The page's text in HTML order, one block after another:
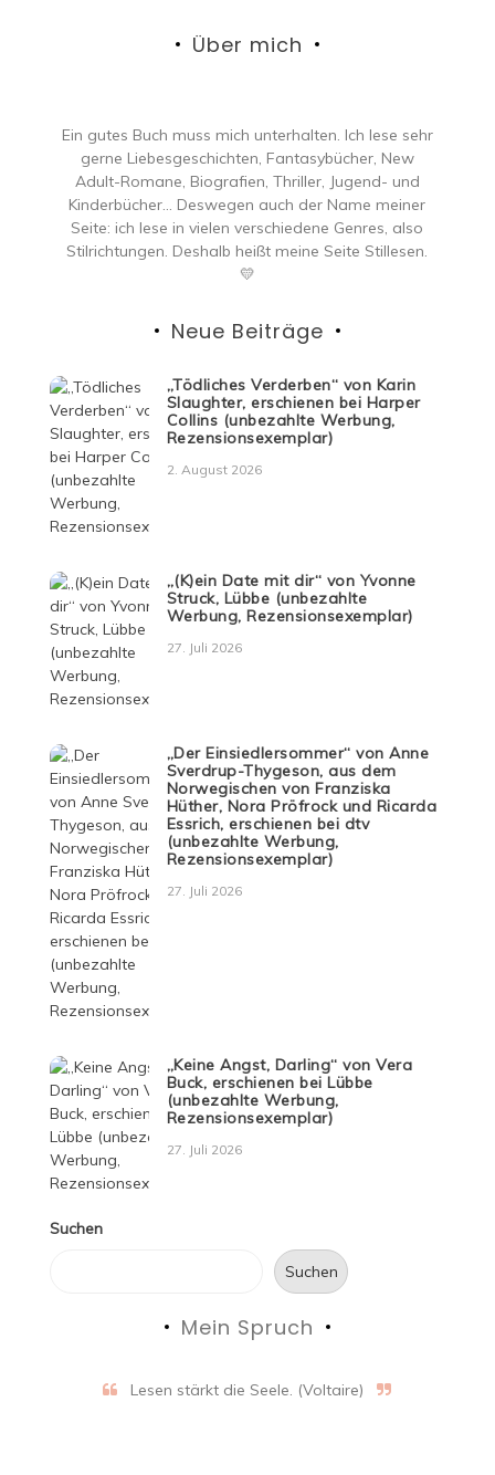
Über mich
Ein gutes Buch muss mich unterhalten. Ich lese sehr
gerne Liebesgeschichten, Fantasybücher, New
Adult-Romane, Biografien, Thriller, Jugend- und
Kinderbücher… Deswegen auch der Name meiner
Seite: ich lese in vielen verschiedene Genres, also
Stilrichtungen. Deshalb heißt meine Seite Stillesen.
💛
Neue Beiträge
„Tödliches Verderben“ von Karin
Slaughter, erschienen bei Harper
Collins (unbezahlte Werbung,
Rezensionsexemplar)
2. August 2026
„(K)ein Date mit dir“ von Yvonne
Struck, Lübbe (unbezahlte
Werbung, Rezensionsexemplar)
27. Juli 2026
„Der Einsiedlersommer“ von Anne
Sverdrup-Thygeson, aus dem
Norwegischen von Franziska
Hüther, Nora Pröfrock und Ricarda
Essrich, erschienen bei dtv
(unbezahlte Werbung,
Rezensionsexemplar)
27. Juli 2026
„Keine Angst, Darling“ von Vera
Buck, erschienen bei Lübbe
(unbezahlte Werbung,
Rezensionsexemplar)
27. Juli 2026
Suchen
Suchen
Mein Spruch
Lesen stärkt die Seele. (Voltaire)